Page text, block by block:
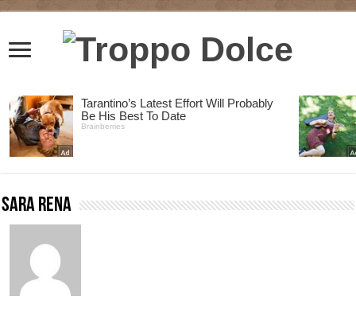
Sara Rena